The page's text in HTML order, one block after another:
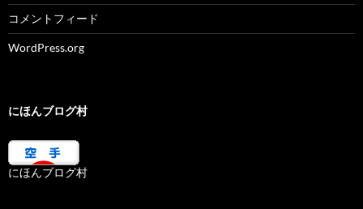
コメントフィード
WordPress.org
にほんブログ村
にほんブログ村